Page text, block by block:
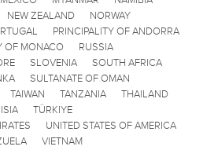
NEW ZEALAND
NORWAY
PRINCIPALITY OF ANDORRA
OF MONACO
RUSSIA
SLOVENIA
SOUTH AFRICA
SULTANATE OF OMAN
TAIWAN TANZANIA
THAILAND
TÜRKIYE
UNITED STATES OF AMERICA
VIETNAM